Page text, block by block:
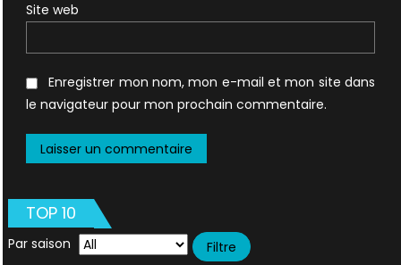
Site web
Enregistrer mon nom, mon e-mail et mon site dans
le navigateur pour mon prochain commentaire.
TOP 10
Par saison